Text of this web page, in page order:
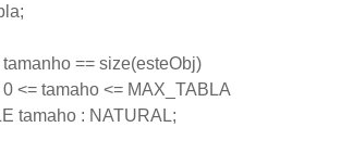
== size(esteObj)
<= tamaho <= MAX_TABLA
tamaho : NATURAL;